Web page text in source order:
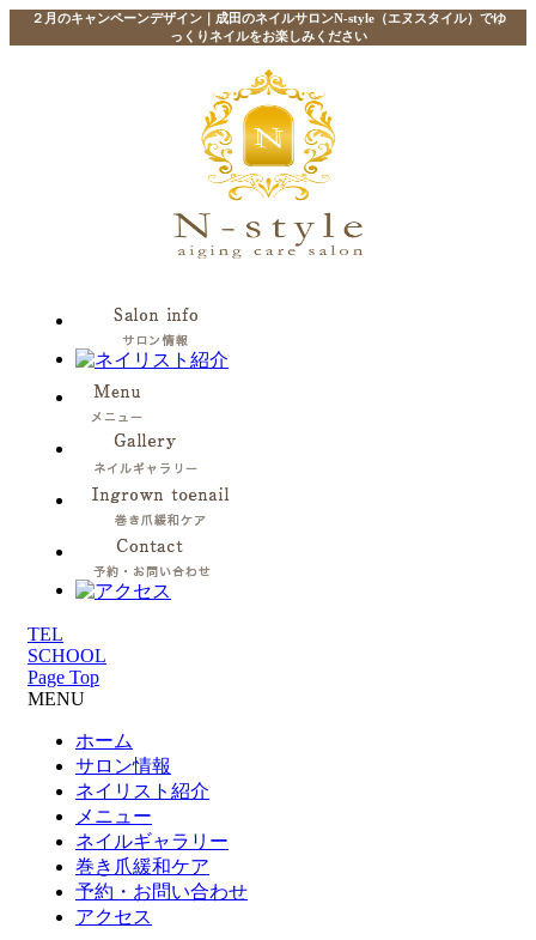
２月のキャンペーンデザイン｜成田のネイルサロンN-style（エヌスタイル）でゆ
っくりネイルをお楽しみください
TEL
SCHOOL
Page Top
MENU
ホーム
サロン情報
ネイリスト紹介
メニュー
ネイルギャラリー
巻き爪緩和ケア
予約・お問い合わせ
アクセス